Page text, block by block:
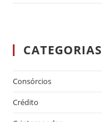
CATEGORIAS
Consórcios
Crédito